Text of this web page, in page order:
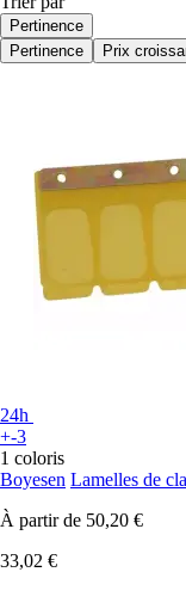
Pertinence
Pertinence
Prix
24h
+-3
1 coloris
Boyesen Lamelles de
À partir de 50,20 €
33,02 €